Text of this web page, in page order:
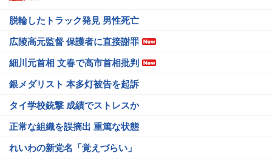
脱輪したトラック発見 男性死亡
広陵高元監督 保護者に直接謝罪
細川元首相 文春で高市首相批判
銀メダリスト 本多灯被告を起訴
タイ学校銃撃 成績でストレスか
正常な組織を誤摘出 重篤な状態
れいわの新党名「覚えづらい」